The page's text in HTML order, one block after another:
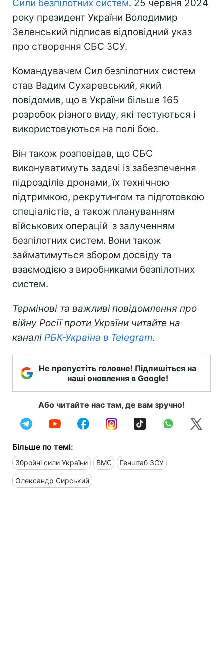
Сили безпілотних систем. 25 червня 2024
року президент України Володимир
Зеленський підписав відповідний указ
про створення СБС ЗСУ.
Командувачем Сил безпілотних систем
став Вадим Сухаревський, який
повідомив, що в України більше 165
розробок різного виду, які тестуються і
використовуються на полі бою.
Він також розповідав, що СБС
виконуватимуть задачі із забезпечення
підрозділів дронами, їх технічною
підтримкою, рекрутингом та підготовкою
спеціалістів, а також плануванням
військових операцій із залученням
безпілотних систем. Вони також
займатимуться збором досвіду та
взаємодією з виробниками безпілотних
систем.
Термінові та важливі повідомлення про
війну Росії проти України читайте на
каналі РБК-Україна в Telegram.
Не пропустіть головне! Підпишіться на
наші оновлення в Google!
Або читайте нас там, де вам зручно!
Більше по темі:
Збройні сили України ВМС Генштаб ЗСУ
Олександр Сирський